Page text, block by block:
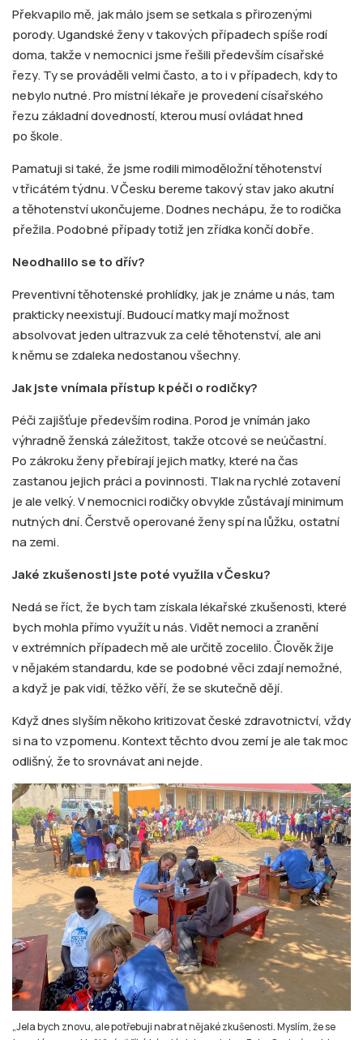
Překvapilo mě, jak málo jsem se setkala s přirozenými
porody. Ugandské ženy v takových případech spíše rodí
doma, takže v nemocnici jsme řešili především císařské
řezy. Ty se prováděli velmi často, a to i v případech, kdy to
nebylo nutné. Pro místní lékaře je provedení císařského
řezu základní dovedností, kterou musí ovládat hned
po škole.
Pamatuji si také, že jsme rodili mimoděložní těhotenství
v třicátém týdnu. V Česku bereme takový stav jako akutní
a těhotenství ukončujeme. Dodnes nechápu, že to rodička
přežila. Podobné případy totiž jen zřídka končí dobře.
Neodhalilo se to dřív?
Preventivní těhotenské prohlídky, jak je známe u nás, tam
prakticky neexistují. Budoucí matky mají možnost
absolvovat jeden ultrazvuk za celé těhotenství, ale ani
k němu se zdaleka nedostanou všechny.
Jak jste vnímala přístup k péči o rodičky?
Péči zajišťuje především rodina. Porod je vnímán jako
výhradně ženská záležitost, takže otcové se neúčastní.
Po zákroku ženy přebírají jejich matky, které na čas
zastanou jejich práci a povinnosti. Tlak na rychlé zotavení
je ale velký. V nemocnici rodičky obvykle zůstávají minimum
nutných dní. Čerstvě operované ženy spí na lůžku, ostatní
na zemi.
Jaké zkušenosti jste poté využila v Česku?
Nedá se říct, že bych tam získala lékařské zkušenosti, které
bych mohla přímo využít u nás. Vidět nemoci a zranění
v extrémních případech mě ale určitě zocelilo. Člověk žije
v nějakém standardu, kde se podobné věci zdají nemožné,
a když je pak vidí, těžko věří, že se skutečně dějí.
Když dnes slyším někoho kritizovat české zdravotnictví, vždy
si na to vzpomenu. Kontext těchto dvou zemí je ale tak moc
odlišný, že to srovnávat ani nejde.
„Jela bych znovu, ale potřebuji nabrat nějaké zkušenosti. Myslím, že se